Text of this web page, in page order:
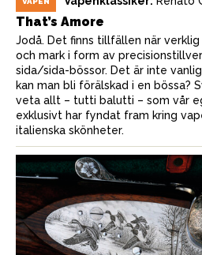
That’s Amore
Jodå. Det finns tillfällen när
och mark i form av
sida/sida-bössor. Det är inte
kan man bli förälskad i en bössa?
veta allt – tutti balutti – som vår
exklusivt har fyndat fram kring
italienska skönheter.